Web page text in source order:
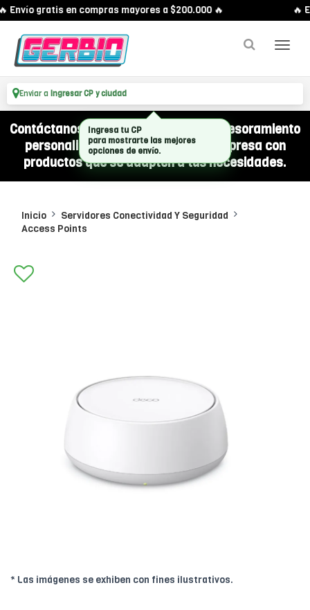
Envío gratis en compras mayores a $200.000 🔥 🔥
Enviar a Ingresar CP y ciudad
Contáctanos por WhatsApp y recibí asesoramiento
personalizado para equipar a tu empresa con
productos que se adapten a tus necesidades.
Inicio
Servidores Conectividad Y Seguridad
Access Points
* Las imágenes se exhiben con fines ilustrativos.
Ingresa tu CP
para mostrarte las mejores
opciones de envío.